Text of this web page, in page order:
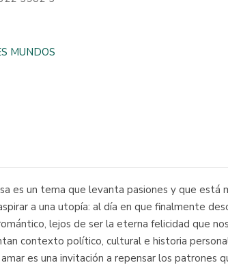
MUNDOS
es un tema que levanta pasiones y que está
a una utopía: al día en que finalmente
lejos de ser la eterna felicidad que
contexto político, cultural e historia
es una invitación a repensar los patrones